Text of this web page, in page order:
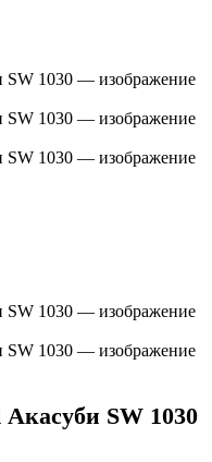
Акасуби SW 1030